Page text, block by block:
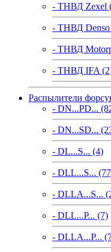
- ТНВД Zexel
- ТНВД Denso
- ТНВД
- ТНВД IFA
Распылители
- DN...PD...
- DN...SD...
- DL...S... (4)
- DLL...S...
- DLLA...S...
- DLL...P... (7)
- DLLA...P...